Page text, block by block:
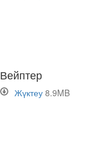
Вейптер
Жүктеу 8.9MB